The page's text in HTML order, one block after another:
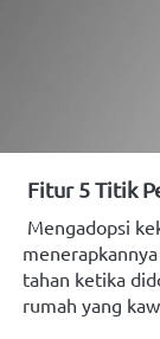
Fitur 5 Titik
Mengadopsi
tahan ketika
rumah yang